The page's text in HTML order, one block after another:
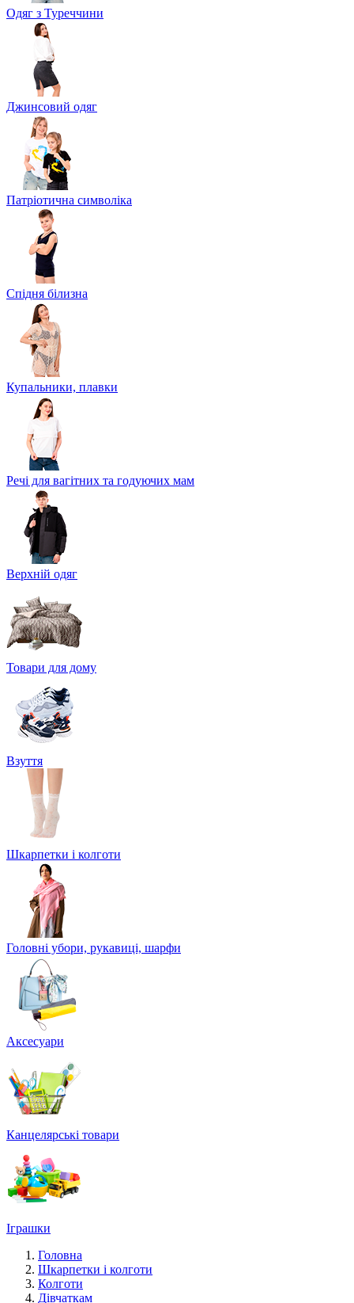
Одяг з Туреччини
Джинсовий одяг
Патріотична символіка
Спідня білизна
Купальники, плавки
Речі для вагітних та годуючих мам
Верхній одяг
Товари для дому
Взуття
Шкарпетки і колготи
Головні убори, рукавиці, шарфи
Аксесуари
Канцелярські товари
Іграшки
Головна
Шкарпетки і колготи
Колготи
Дівчаткам